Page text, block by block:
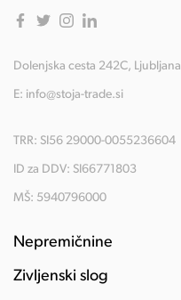
Dolenjska cesta 242C, Ljubljana
E: info@stoja-trade.si
TRR: SI56 29000-0055236604
ID za DDV: SI66771803
MŠ: 5940796000
Nepremičnine
Življenski slog